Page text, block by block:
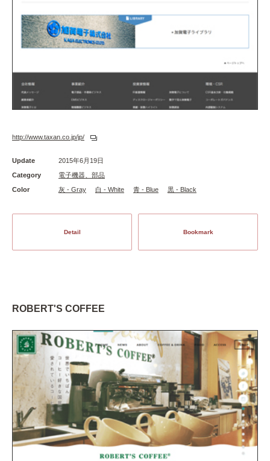
http://www.taxan.co.jp/jp/
Update
2015年6月19日
Category
電子機器、部品
Color
灰 - Gray 白 - White 青 - Blue 黒 - Black
Detail Bookmark
ROBERT'S COFFEE